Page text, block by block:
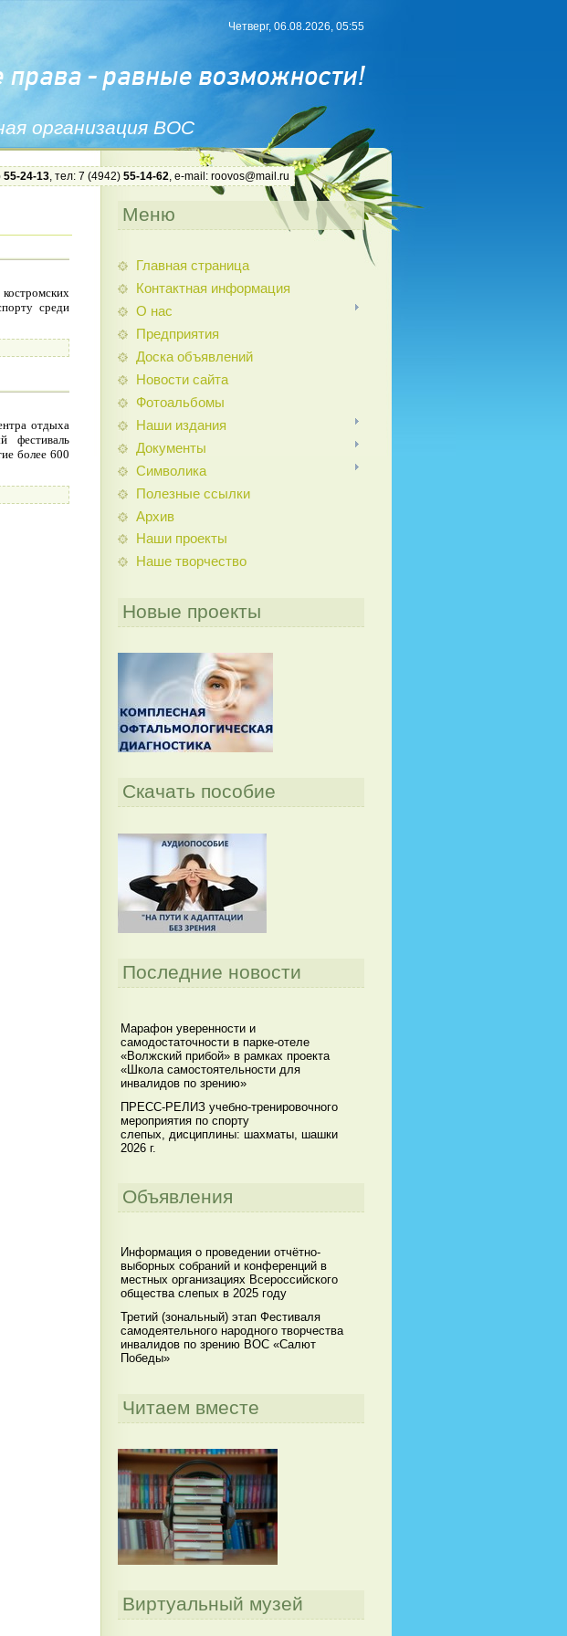
организация ВОС
Четверг, 06.08.2026, 05:55
55-24-13, тел: 7 (4942) 55-14-62, e-mail: roovos@mail.ru
среди
отдыха
фестиваль
более 600
Меню
Главная страница
Контактная информация
О нас
Предприятия
Доска объявлений
Новости сайта
Фотоальбомы
Наши издания
Документы
Символика
Полезные ссылки
Архив
Наши проекты
Наше творчество
Новые проекты
Скачать пособие
Последние новости
Марафон уверенности и
самодостаточности в парке-отеле
«Волжский прибой» в рамках проекта
«Школа самостоятельности для
инвалидов по зрению»
ПРЕСС-РЕЛИЗ учебно-тренировочного
мероприятия по спорту
слепых, дисциплины: шахматы, шашки
2026 г.
Объявления
Информация о проведении отчётно-
выборных собраний и конференций в
местных организациях Всероссийского
общества слепых в 2025 году
Третий (зональный) этап Фестиваля
самодеятельного народного творчества
инвалидов по зрению ВОС «Салют
Победы»
Читаем вместе
Виртуальный музей